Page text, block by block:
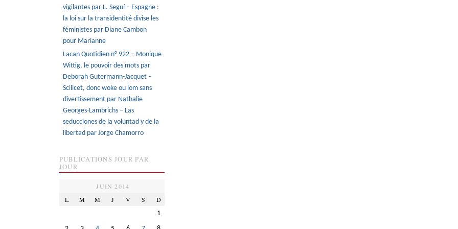
vigilantes par L. Seguí – Espagne :
la loi sur la transidentité divise les
féministes par Diane Cambon
pour Marianne
Lacan Quotidien n° 922 – Monique
Wittig, le pouvoir des mots par
Deborah Gutermann-Jacquet –
Scilicet, donc woke ou lom sans
divertissement par Nathalie
Georges-Lambrichs – Las
seducciones de la voluntad y de la
libertad par Jorge Chamorro
PUBLICATIONS JOUR PAR
JOUR
JUIN 2014
L
M M J V S D
1